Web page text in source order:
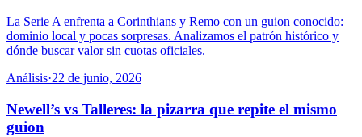
La Serie A enfrenta a Corinthians y Remo con un guion conocido:
dominio local y pocas sorpresas. Analizamos el patrón histórico y
dónde buscar valor sin cuotas oficiales.
Análisis·22 de junio, 2026
Newell’s vs Talleres: la pizarra que repite el mismo
guion